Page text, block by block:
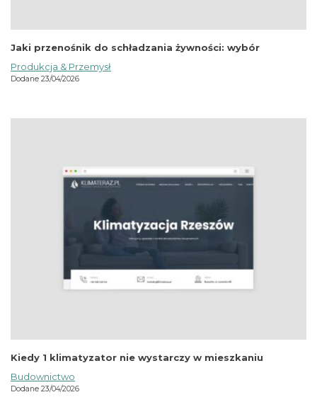
Jaki przenośnik do schładzania żywności: wybór
Produkcja & Przemysł
Dodane 23/04/2026
Kiedy 1 klimatyzator nie wystarczy w mieszkaniu
Budownictwo
Dodane 23/04/2026